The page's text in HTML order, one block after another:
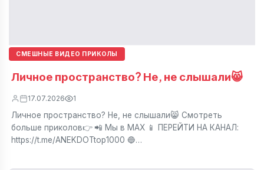
СМЕШНЫЕ ВИДЕО ПРИКОЛЫ
Личное пространство? Не, не слышали😸
17.07.2026 1
Личное пространство? Не, не слышали😸 Смотреть
больше приколов👉 📲 Мы в МАХ 📱 ПЕРЕЙТИ НА КАНАЛ:
https://t.me/ANEKDOTtop1000 🔵…